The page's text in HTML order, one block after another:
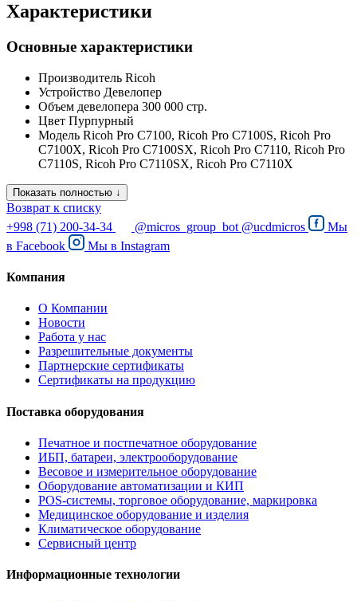
Характеристики
Основные характеристики
Производитель Ricoh
Устройство Девелопер
Объем девелопера 300 000 стр.
Цвет Пурпурный
Модель Ricoh Pro C7100, Ricoh Pro C7100S, Ricoh Pro
C7100X, Ricoh Pro C7100SX, Ricoh Pro C7110, Ricoh Pro
C7110S, Ricoh Pro C7110SX, Ricoh Pro C7110X
Показать полностью ↓
Возврат к списку
+998 (71) 200-34-34
@micros_group_bot @ucdmicros
Мы
в Facebook Мы в Instagram
Компания
О Компании
Новости
Работа у нас
Разрешительные документы
Партнерские сертификаты
Сертификаты на продукцию
Поставка оборудования
Печатное и постпечатное оборудование
ИБП, батареи, электрооборудование
Весовое и измерительное оборудование
Оборудование автоматизации и КИП
POS-системы, торговое оборудование, маркировка
Медицинское оборудование и изделия
Климатическое оборудование
Сервисный центр
Информационные технологии